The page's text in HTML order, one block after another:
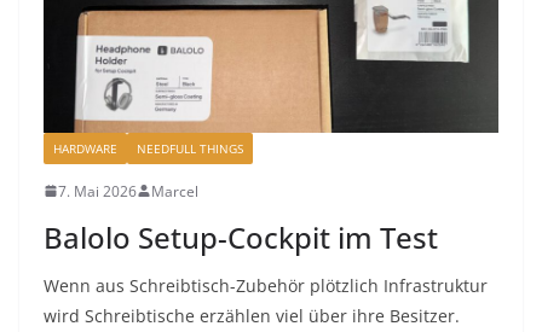
HARDWARE NEEDFULL THINGS
7. Mai 2026 Marcel
Balolo Setup-Cockpit im Test
Wenn aus Schreibtisch-Zubehör plötzlich Infrastruktur
wird Schreibtische erzählen viel über ihre Besitzer.